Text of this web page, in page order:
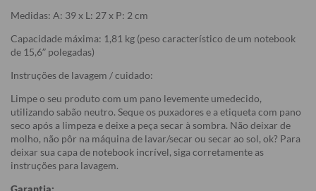
Medidas: A: 39 x L: 27 x P: 2 cm
Capacidade máxima: 1,81 kg (peso característico de um notebook
de 15,6” polegadas)
Instruções de lavagem / cuidado:
Limpe o seu produto com um pano levemente umedecido,
utilizando sabão neutro. Seque os puxadores e a etiqueta com pano
seco após a limpeza e deixe a peça secar à sombra. Não deixar de
molho, não pôr na máquina de lavar/secar ou secar ao sol, ok? Para
deixar sua capa de notebook incrível, siga corretamente as
instruções para lavagem.
Garantia: